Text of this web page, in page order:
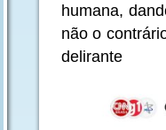
humana,
não o
delirante